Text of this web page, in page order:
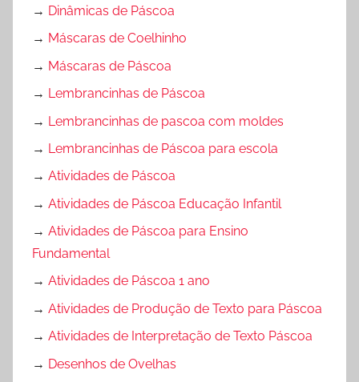
→ Dinâmicas de Páscoa
→ Máscaras de Coelhinho
→ Máscaras de Páscoa
→ Lembrancinhas de Páscoa
→ Lembrancinhas de pascoa com moldes
→ Lembrancinhas de Páscoa para escola
→ Atividades de Páscoa
→ Atividades de Páscoa Educação Infantil
→ Atividades de Páscoa para Ensino
Fundamental
→ Atividades de Páscoa 1 ano
→ Atividades de Produção de Texto para Páscoa
→ Atividades de Interpretação de Texto Páscoa
→ Desenhos de Ovelhas